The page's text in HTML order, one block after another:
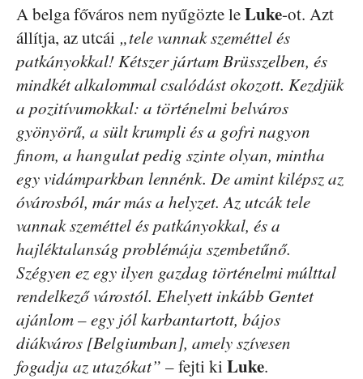
A belga főváros nem nyűgözte leLuke-ot. Azt
állítja, az utcái „tele vannak szeméttel és
patkányokkal! Kétszer jártam Brüsszelben, és
mindkét alkalommal csalódást okozott. Kezdjük
a pozitívumokkal: a történelmi belváros
gyönyörű, a sült krumpli és a gofri nagyon
finom, a hangulat pedig szinte olyan, mintha
egy vidámparkban lennénk. De amint kilépsz az
óvárosból, már más a helyzet. Az utcák tele
vannak szeméttel és patkányokkal, és a
hajléktalanság problémája szembetűnő.
Szégyen ez egy ilyen gazdag történelmi múlttal
rendelkező várostól. Ehelyett inkább Gentet
ajánlom – egy jól karbantartott, bájos
diákváros [Belgiumban], amely szívesen
fogadja az utazókat” – fejti ki Luke.